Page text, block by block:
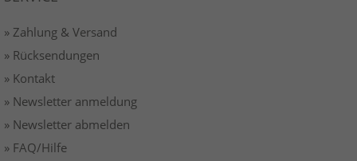
» Zahlung & Versand
» Rücksendungen
» Kontakt
» Newsletter anmeldung
» Newsletter abmelden
» FAQ/Hilfe